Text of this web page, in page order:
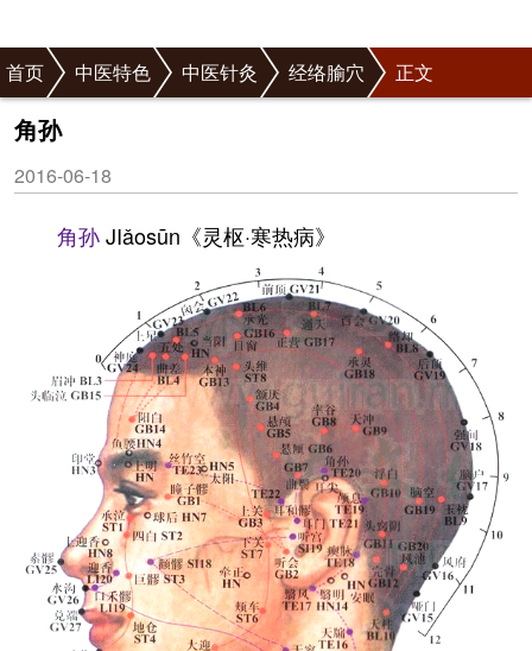
首页 中医特色 中医针灸 经络腧穴 正文
角孙
2016-06-18
角孙JIǎosūn《灵枢·寒热病》